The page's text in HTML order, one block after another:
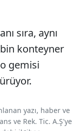
sıra, aynı
konteyner
gemisi
yazı, haber ve
ve Rek. Tic. A.Ş'ye